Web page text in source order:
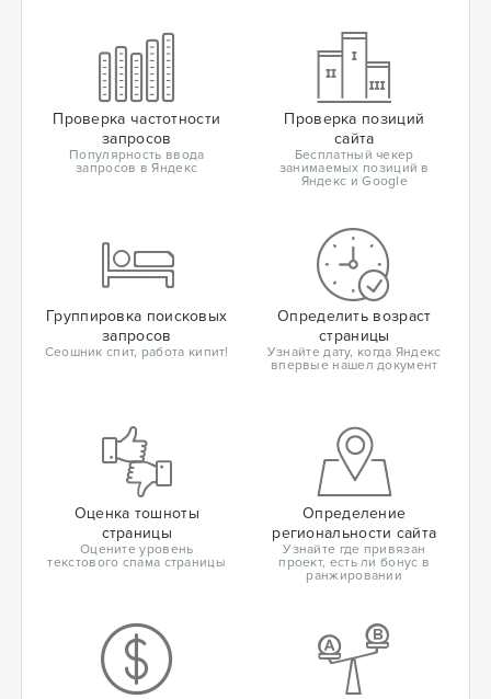
Проверка частотности
запросов
Популярность ввода
запросов в Яндекс
Проверка позиций
сайта
Бесплатный чекер
занимаемых позиций в
Яндекс и Google
Группировка поисковых
запросов
Сеошник спит, работа кипит!
Определить возраст
страницы
Узнайте дату, когда Яндекс
впервые нашел документ
Оценка тошноты
страницы
Оцените уровень
текстового спама страницы
Определение
региональности сайта
Узнайте где привязан
проект, есть ли бонус в
ранжировании